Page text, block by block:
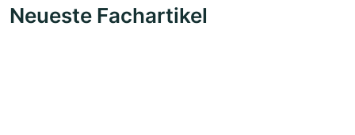
Neueste Fachartikel